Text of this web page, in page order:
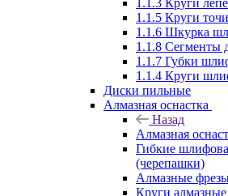
1.1.3 Круги
1.1.5 Круги
1.1.6 Шкурка
1.1.8 Сегменты
1.1.7 Губки
1.1.4 Круги
Диски пильные
Алмазная оснастка
Назад
Алмазная
Гибкие
(черепашки)
Алмазные
Круги алмазные